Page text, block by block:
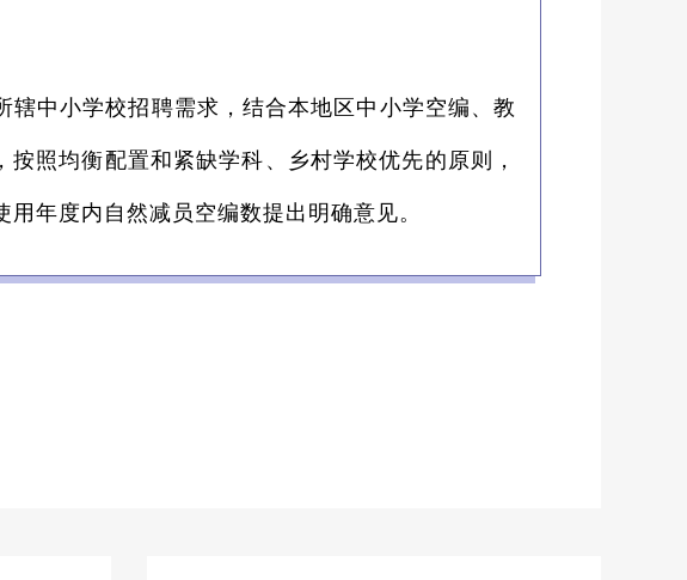
辖中小学校招聘需求，结合本地区中小学空编、教
照均衡配置和紧缺学科、乡村学校优先的原则，
年度内自然减员空编数提出明确意见。